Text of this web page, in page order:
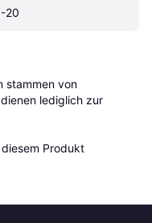
20
stammen von
lediglich zur
Produkt